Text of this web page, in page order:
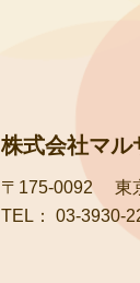
株式会社マル
〒175-0092
東
TEL：
03-3930-